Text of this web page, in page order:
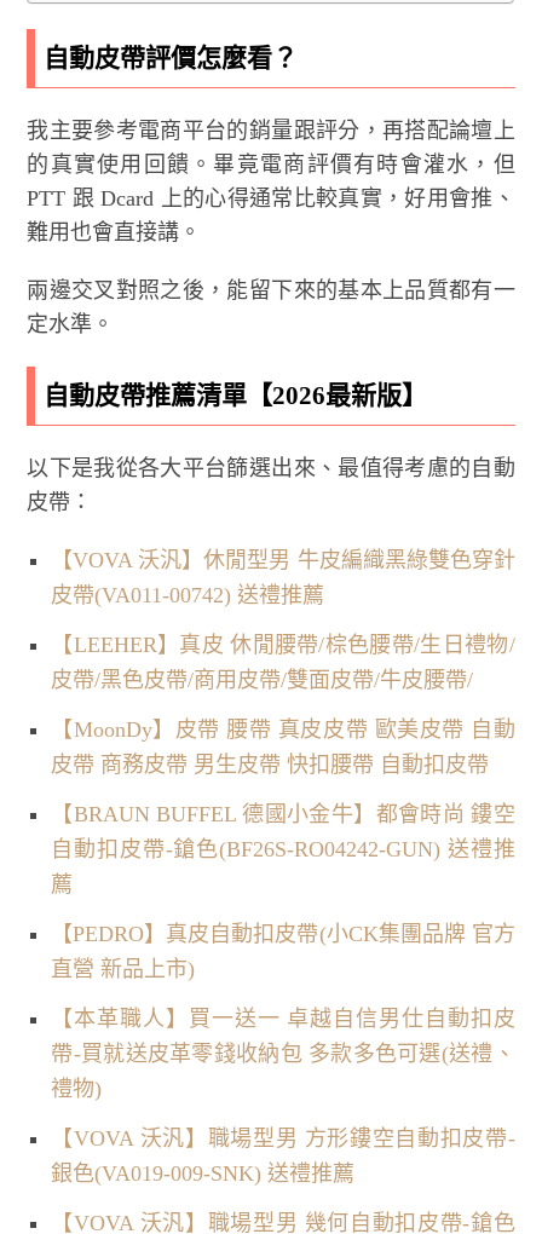
自動皮帶評價怎麼看？
我主要參考電商平台的銷量跟評分，再搭配論壇上
的真實使用回饋。畢竟電商評價有時會灌水，但
PTT 跟 Dcard 上的心得通常比較真實，好用會推、
難用也會直接講。
兩邊交叉對照之後，能留下來的基本上品質都有一
定水準。
自動皮帶推薦清單【2026最新版】
以下是我從各大平台篩選出來、最值得考慮的自動
皮帶：
【VOVA 沃汎】休閒型男 牛皮編織黑綠雙色穿針
皮帶(VA011-00742) 送禮推薦
【LEEHER】真皮 休閒腰帶/棕色腰帶/生日禮物/
皮帶/黑色皮帶/商用皮帶/雙面皮帶/牛皮腰帶/
【MoonDy】皮帶 腰帶 真皮皮帶 歐美皮帶 自動
皮帶 商務皮帶 男生皮帶 快扣腰帶 自動扣皮帶
【BRAUN BUFFEL 德國小金牛】都會時尚 鏤空
自動扣皮帶-鎗色(BF26S-RO04242-GUN) 送禮推
薦
【PEDRO】真皮自動扣皮帶(小CK集團品牌 官方
直營 新品上市)
【本革職人】買一送一 卓越自信男仕自動扣皮
帶-買就送皮革零錢收納包 多款多色可選(送禮、
禮物)
【VOVA 沃汎】職場型男 方形鏤空自動扣皮帶-
銀色(VA019-009-SNK) 送禮推薦
【VOVA 沃汎】職場型男 幾何自動扣皮帶-鎗色